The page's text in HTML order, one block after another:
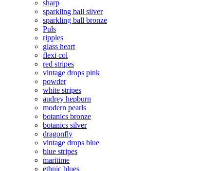
sharp
sparkling ball silver
sparkling ball bronze
Puls
ripples
glass heart
flexi col
red stripes
vintage drops pink
powder
white stripes
audrey hepburn
modern pearls
botanics bronze
botanics silver
dragonfly
vintage drops blue
blue stripes
maritime
ethnic blues